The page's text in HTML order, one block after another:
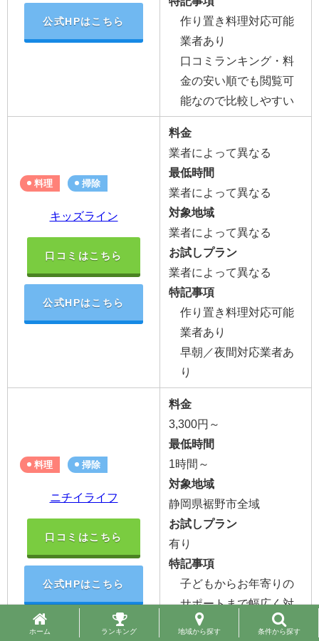
公式HPはこちら
作り置き料理対応可能
業者あり
口コミランキング・料
金の安い順でも閲覧可
能なので比較しやすい
料理 掃除
キッズライン
口コミはこちら
公式HPはこちら
料金
業者によって異なる
最低時間
業者によって異なる
対象地域
業者によって異なる
お試しプラン
業者によって異なる
特記事項
作り置き料理対応可能
業者あり
早朝／夜間対応業者あ
り
料理 掃除
ニチイライフ
口コミはこちら
公式HPはこちら
料金
3,300円～
最低時間
1時間～
対象地域
静岡県裾野市全域
お試しプラン
有り
特記事項
子どもからお年寄りの
サポートまで幅広く対
応可能